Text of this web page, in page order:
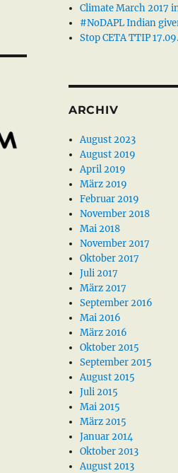
Climate March 2017
#NoDAPL Indian
Stop CETA TTIP
ARCHIV
August 2023
August 2019
April 2019
März 2019
Februar 2019
November 2018
Mai 2018
November 2017
Oktober 2017
Juli 2017
März 2017
September 2016
Mai 2016
März 2016
Oktober 2015
September 2015
August 2015
Juli 2015
Mai 2015
März 2015
Januar 2014
Oktober 2013
August 2013